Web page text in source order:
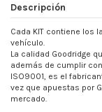
Descripción
Cada KIT contiene los
vehículo.
La calidad Goodridge
además de cumplir
ISO9001, es el
vez que apuestas por
mercado.